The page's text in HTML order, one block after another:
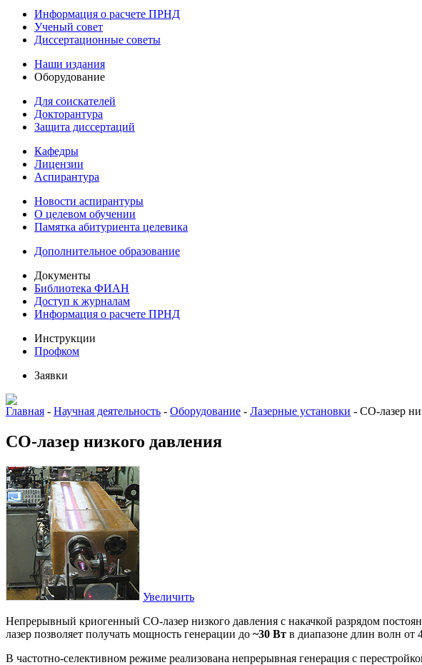
Информация о расчете ПРНД
Ученый совет
Диссертационные советы
Наши издания
Оборудование
Для соискателей
Докторантура
Защита диссертаций
Кафедры
Лицензии
Аспирантура
Новости аспирантуры
О целевом обучении
Памятка абитуриента целевика
Дополнительное образование
Документы
Библиотека ФИАН
Доступ к журналам
Информация о расчете ПРНД
Инструкции
Профком
Заявки
Главная - Научная деятельность - Оборудование - Лазерные установки - СО-лазер
СО-лазер низкого давления
Увеличить
Непрерывный криогенный СО-лазер низкого давления с накачкой разрядом
лазер позволяет получать мощность генерации до ~30 Вт в диапазоне длин волн от
В частотно-селективном режиме реализована непрерывная генерация с